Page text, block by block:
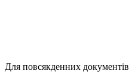
Для повсякденних документів